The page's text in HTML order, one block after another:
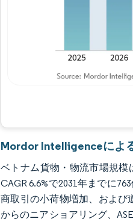
Mordor Intelligenceによ
ベトナム貨物・物流市場規模
CAGR 6.6%で2031年までに
商取引の小荷物増加、および
からのニアショアリング、